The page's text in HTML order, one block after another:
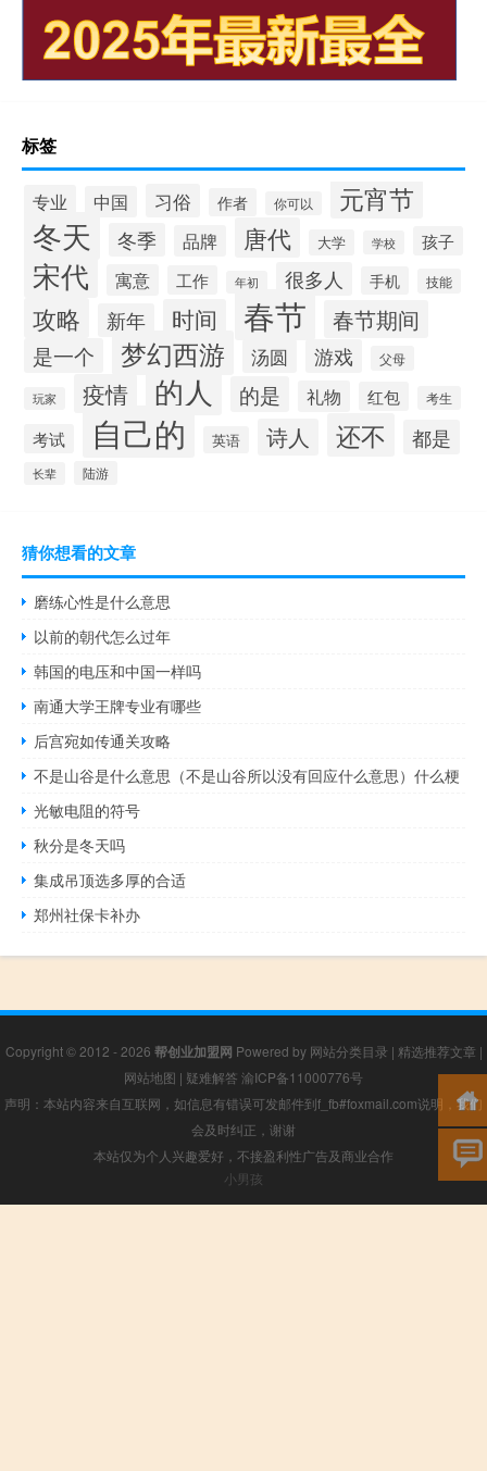
标签
专业 中国 习俗 作者 你可以 元宵节
冬天 冬季 品牌 唐代 大学 学校 孩子
宋代 寓意 工作 年初 很多人 手机 技能
攻略 新年 时间 春节 春节期间
是一个 梦幻西游 汤圆 游戏 父母
玩家 疫情 的人 的是 礼物 红包 考生
考试 自己的 英语 诗人 还不 都是
长辈 陆游
猜你想看的文章
磨练心性是什么意思
以前的朝代怎么过年
韩国的电压和中国一样吗
南通大学王牌专业有哪些
后宫宛如传通关攻略
不是山谷是什么意思（不是山谷所以没有回应什么意思）什么梗
光敏电阻的符号
秋分是冬天吗
集成吊顶选多厚的合适
郑州社保卡补办
Copyright © 2012 - 2026 帮创业加盟网 Powered by 网站分类目录 | 精选推荐文章 |
网站地图 | 疑难解答 渝ICP备11000776号
声明：本站内容来自互联网，如信息有错误可发邮件到f_fb#foxmail.com说明，我们
会及时纠正，谢谢
本站仅为个人兴趣爱好，不接盈利性广告及商业合作
小男孩